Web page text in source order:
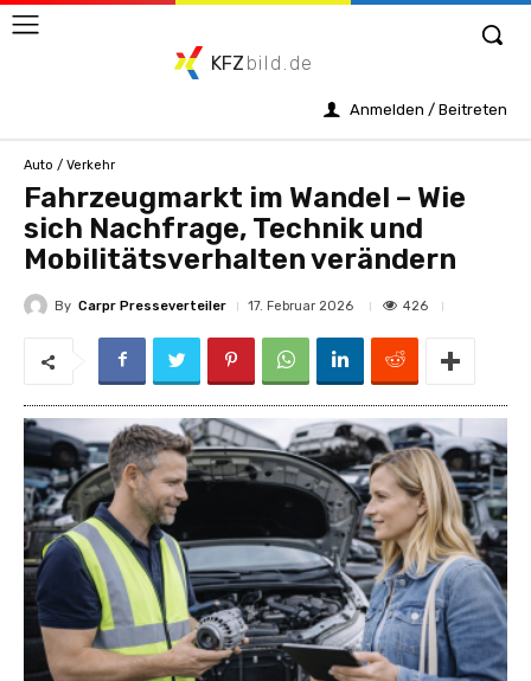
KFZ bild.de
Anmelden / Beitreten
Auto / Verkehr
Fahrzeugmarkt im Wandel – Wie
sich Nachfrage, Technik und
Mobilitätsverhalten verändern
By Carpr Presseverteiler 17. Februar 2026 426